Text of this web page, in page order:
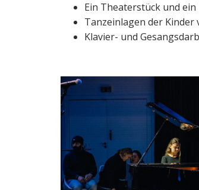
Ein Theaterstück und
Tanzeinlagen der Kinder
Klavier- und